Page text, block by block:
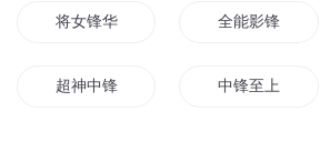
将女锋华 全能影锋
超神中锋 中锋至上